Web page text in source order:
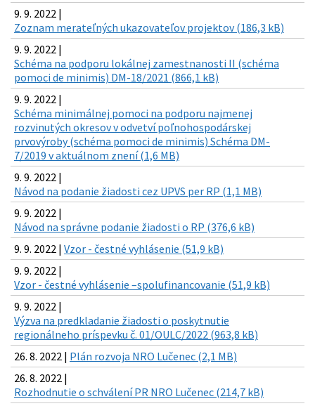
9. 9. 2022 |
Zoznam merateľných ukazovateľov projektov (186,3 kB)
9. 9. 2022 |
Schéma na podporu lokálnej zamestnanosti II (schéma
pomoci de minimis) DM-18/2021 (866,1 kB)
9. 9. 2022 |
Schéma minimálnej pomoci na podporu najmenej
rozvinutých okresov v odvetví poľnohospodárskej
prvovýroby (schéma pomoci de minimis) Schéma DM-
7/2019 v aktuálnom znení (1,6 MB)
9. 9. 2022 |
Návod na podanie žiadosti cez UPVS per RP (1,1 MB)
9. 9. 2022 |
Návod na správne podanie žiadosti o RP (376,6 kB)
9. 9. 2022 | Vzor - čestné vyhlásenie (51,9 kB)
9. 9. 2022 |
Vzor - čestné vyhlásenie –spolufinancovanie (51,9 kB)
9. 9. 2022 |
Výzva na predkladanie žiadosti o poskytnutie
regionálneho príspevku č. 01/OULC/2022 (963,8 kB)
26. 8. 2022 | Plán rozvoja NRO Lučenec (2,1 MB)
26. 8. 2022 |
Rozhodnutie o schválení PR NRO Lučenec (214,7 kB)